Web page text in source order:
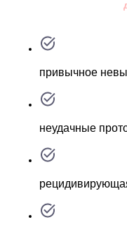
привычное
неудачные